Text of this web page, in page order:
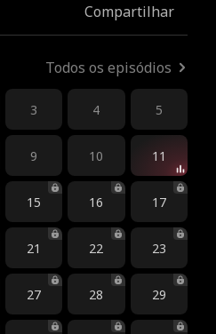
Compartilhar
Todos os episódios
3 4 5
9 10 11
15 16 17
21 22 23
27 28 29